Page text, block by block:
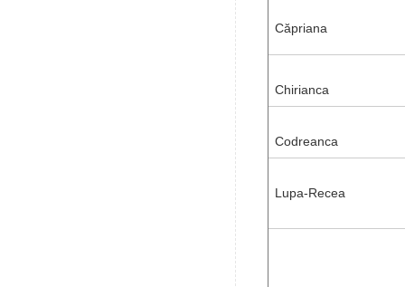
Căpriana
Chirianca
Codreanca
Lupa-Recea